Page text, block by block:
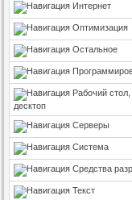
Интернет
Оптимизация
Остальное
Рабочий стол,
десктоп
Серверы
Система
Средства
Текст